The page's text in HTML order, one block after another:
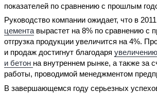
показателей по сравнению с прошлым
Руководство компании ожидает, что в
цемента вырастет на 8% по сравнению с
отгрузка продукции увеличится на 4%.
и продаж достигнут благодаря
и бетон на внутреннем рынке, а также за
работы, проводимой менеджментом
В завершающемся году серьезных